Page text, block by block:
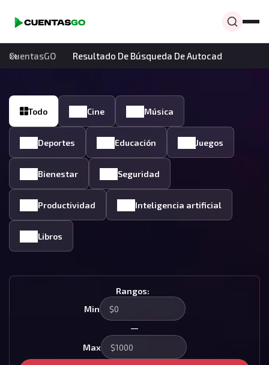
CuentasGO Resultado De Búsqueda De Autocad
Todo Cine Música
Deportes Educación Juegos
Bienestar Seguridad
Productividad Inteligencia artificial
Libros
Rangos:
Min
—
Max